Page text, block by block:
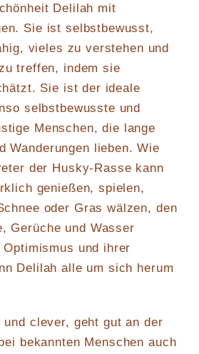
Delilah mit
Sie ist selbstbewusst,
vieles zu verstehen und
treffen, indem sie
Sie ist der ideale
selbstbewusste und
Menschen, die lange
Wanderungen lieben. Wie
der Husky-Rasse kann
genießen, spielen,
oder Gras wälzen, den
Gerüche und Wasser
und ihrer
Delilah alle um sich herum
clever, geht gut an der
bekannten Menschen auch